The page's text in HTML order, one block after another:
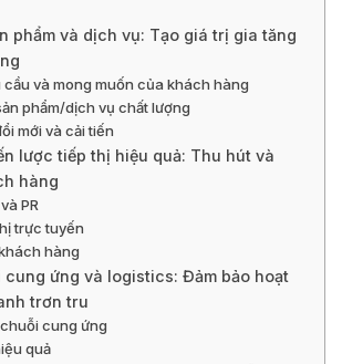
phẩm và dịch vụ: Tạo giá trị gia tăng
cầu và mong muốn của khách hàng
phẩm/dịch vụ chất lượng
mới và cải tiến
lược tiếp thị hiệu quả: Thu hút và
hàng
PR
trực tuyến
hàng
cung ứng và logistics: Đảm bảo hoạt
trơn tru
cung ứng
quả